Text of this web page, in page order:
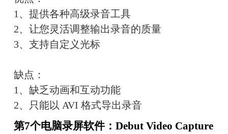
1、提供各种高级录音工具
2、让您灵活调整输出录音的质量
3、支持自定义光标
缺点：
1、缺乏动画和互动功能
2、只能以 AVI 格式导出录音
第7个电脑录屏软件：Debut Video Capture